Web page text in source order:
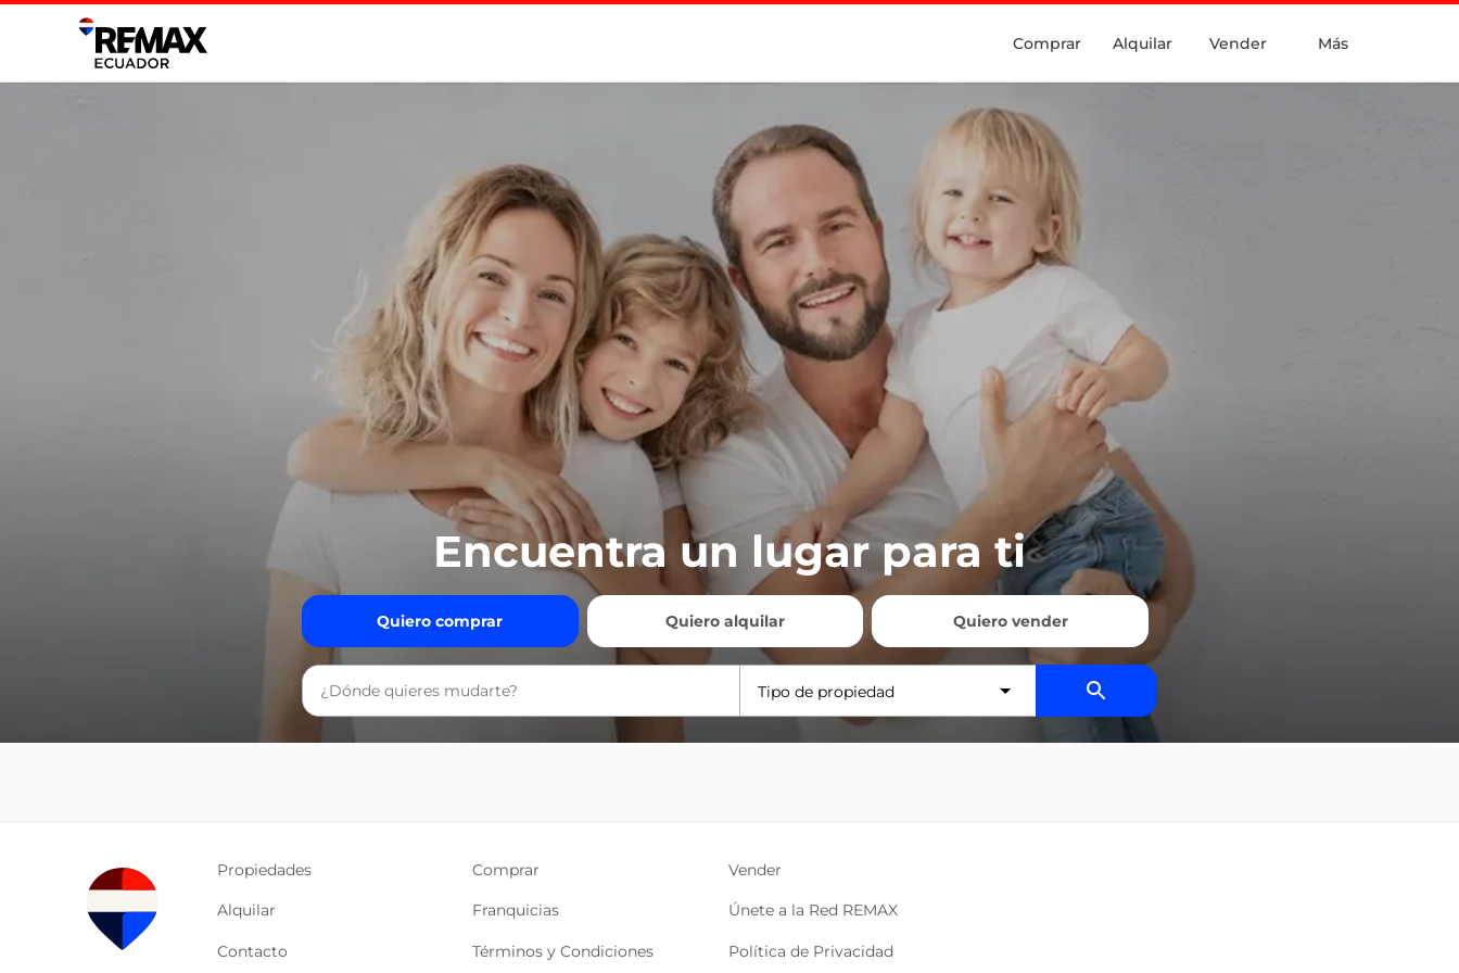
Comprar Alquilar Vender Más
Encuentra un lugar para ti
Quiero comprar Quiero alquilar Quiero vender
Tipo de propiedad
Propiedades Comprar Vender
Alquilar Franquicias Únete a la Red REMAX
Contacto Términos y Condiciones Política de Privacidad